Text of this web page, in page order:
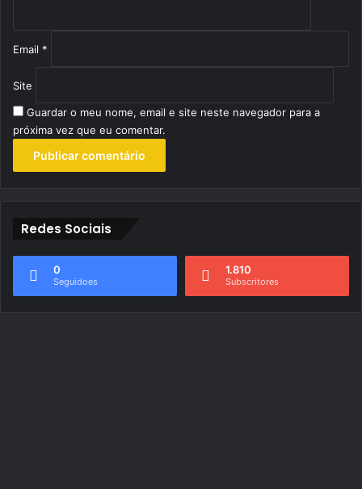
Email *
Site
Guardar o meu nome, email e site neste navegador para a
próxima vez que eu comentar.
Redes Sociais
0
Seguidoes
1.810
Subscritores